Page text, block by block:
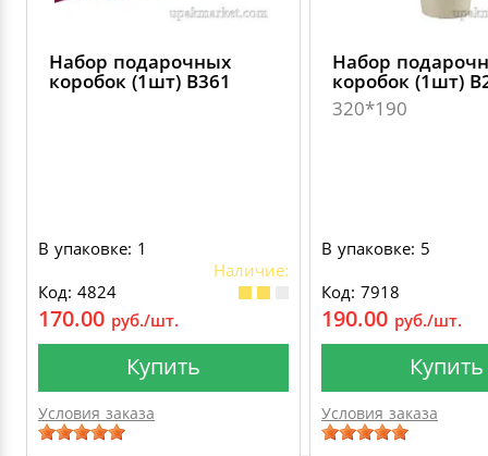
Набор подарочных
коробок (1шт) В361
В упаковке: 1
Наличие:
Код: 4824
170.00 руб./шт.
Купить
Условия заказа
Набор
коробок (1шт)
320*190
В упаковке: 5
Код: 7918
190.00 руб./шт.
Купить
Условия заказа